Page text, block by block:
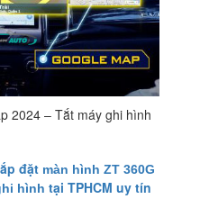
2024 – Tắt máy ghi hình
đặt màn hình ZT 360G
hình tại TPHCM uy tín